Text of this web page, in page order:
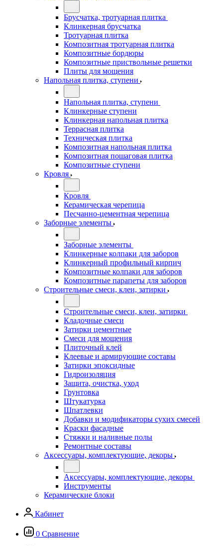
Брусчатка, тротуарная плитка
Клинкерная брусчатка
Тротуарная плитка
Композитная тротуарная плитка
Композитные бордюры
Композитные приствольные решетки
Плиты для мощения
Напольная плитка, ступени
Напольная плитка, ступени
Клинкерные ступени
Клинкерная напольная плитка
Террасная плитка
Техническая плитка
Композитная напольная плитка
Композитная пошаговая плитка
Композитные ступени
Кровля
Кровля
Керамическая черепица
Песчанно-цементная черепица
Заборные элементы
Заборные элементы
Клинкерные колпаки для заборов
Клинкерный профильный кирпич
Композитные колпаки для заборов
Композитные парапеты для заборов
Строительные смеси, клеи, затирки
Строительные смеси, клеи, затирки
Кладочные смеси
Затирки цементные
Смеси для мощения
Плиточный клей
Клеевые и армирующие составы
Затирки эпоксидные
Гидроизоляция
Защита, очистка, уход
Грунтовка
Штукатурка
Шпатлевки
Добавки и модификаторы сухих смесей
Краски фасадные
Стяжки и наливные полы
Ремонтные составы
Аксессуары, комплектующие, декоры
Аксессуары, комплектующие, декоры
Инструменты
Керамические блоки
Кабинет
0 Сравнение